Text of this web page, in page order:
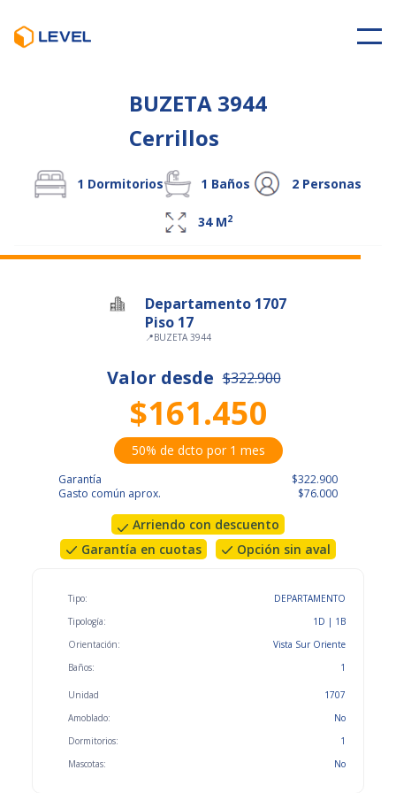
BUZETA 3944
Cerrillos
1 Dormitorios 1 Baños 2 Personas
34M2
Departamento 1707
Piso 17
📍BUZETA 3944
Valor desde $322.900
$161.450
50% de dcto por 1 mes
Garantía
Gasto común aprox.
$322.900
$76.000
Arriendo con descuento
Garantía en cuotas
Opción sin aval
Tipo:
Tipología:
Orientación:
Baños:
DEPARTAMENTO
1D | 1B
Vista Sur Oriente
1
Unidad
Amoblado:
Dormitorios:
Mascotas:
1707
No
1
No